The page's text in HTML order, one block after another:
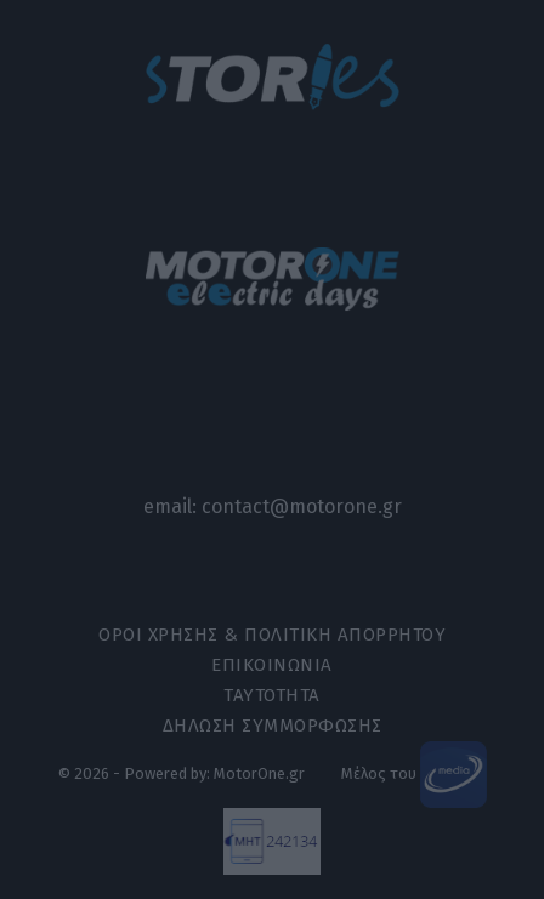
email: contact@motorone.gr
ΟΡΟΙ ΧΡΗΣΗΣ & ΠΟΛΙΤΙΚΗ ΑΠΟΡΡΗΤΟΥ
ΕΠΙΚΟΙΝΩΝΙΑ
ΤΑΥΤΟΤΗΤΑ
ΔΗΛΩΣΗ ΣΥΜΜΟΡΦΩΣΗΣ
© 2026 - Powered by: MotorOne.gr Μέλος του